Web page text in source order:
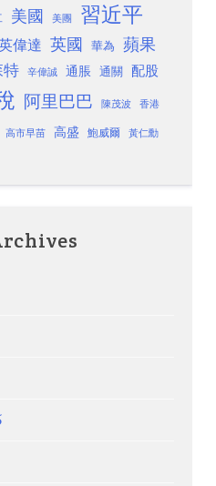
美國 美團 習近平
偉達 英國 華為 蘋果
特 辛偉誠 通脹 通關 配股
阿里巴巴 陳茂波 香港
高市早苗 高盛 鮑威爾 黃仁勳